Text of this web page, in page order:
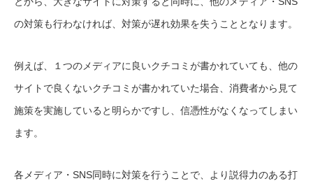
の対策も行わなければ、対策が遅れ効果を失うこととなります。
例えば、１つのメディアに良いクチコミが書かれていても、他の
サイトで良くないクチコミが書かれていた場合、消費者から見て
施策を実施していると明らかですし、信憑性がなくなってしまい
ます。
各メディア・SNS同時に対策を行うことで、より説得力のある打